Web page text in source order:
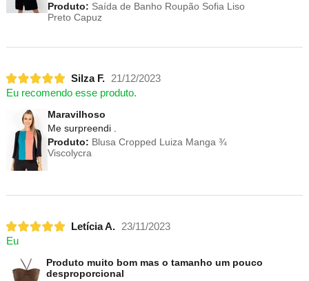
Produto: Saída de Banho Roupão Sofia Liso
Preto Capuz
Silza F.
21/12/2023
Eu recomendo esse produto.
Maravilhoso
Me surpreendi .
Produto: Blusa Cropped Luiza Manga ¾
Viscolycra
Letícia A.
23/11/2023
Eu
Produto muito bom mas o tamanho um pouco
desproporcional